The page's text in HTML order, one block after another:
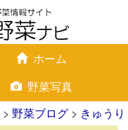
ホーム
野菜写真
> 野菜ブログ > きゅうり